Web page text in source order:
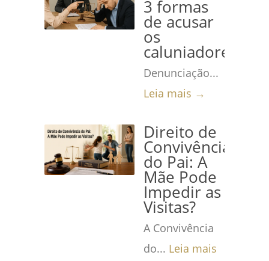
3 formas
de acusar
os
caluniadores
Denunciação...
Leia mais →
Direito de
Convivência
do Pai: A
Mãe Pode
Impedir as
Visitas?
A Convivência
do... Leia mais